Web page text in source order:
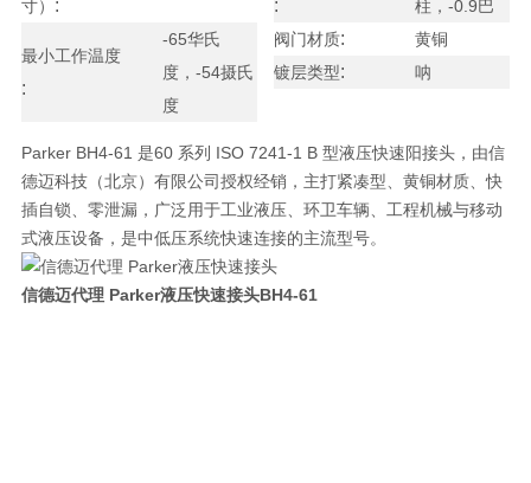
寸） :
最小工作温度
:
-65华氏
度，-54摄氏
度
:
柱，-0.9巴
阀门材质:
黄铜
镀层类型: 呐
Parker BH4-61 是60 系列 ISO 7241-1 B 型液压快速阳接头，由信
德迈科技（北京）有限公司授权经销，主打紧凑型、黄铜材质、快
插自锁、零泄漏，广泛用于工业液压、环卫车辆、工程机械与移动
式液压设备，是中低压系统快速连接的主流型号。
信德迈代理 Parker液压快速接头BH4-61